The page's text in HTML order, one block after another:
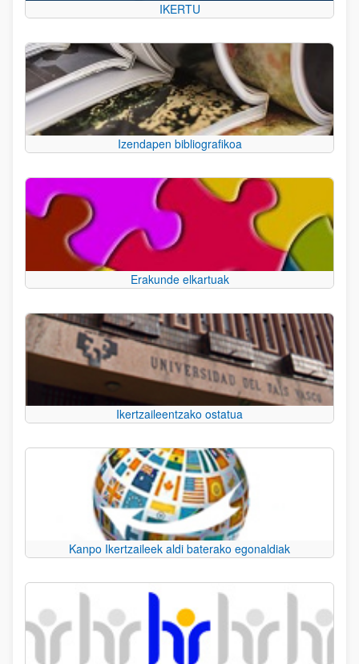
IKERTU
Izendapen bibliografikoa
Erakunde elkartuak
Ikertzaileentzako ostatua
Kanpo Ikertzaileek aldi baterako egonaldiak